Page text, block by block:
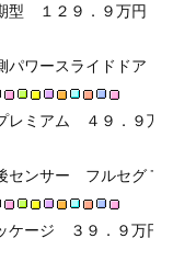
型　１２９．９万円
パワースライドドア
レミアム　４９．９万
センサー　フルセグ
ージ　３９．９万円